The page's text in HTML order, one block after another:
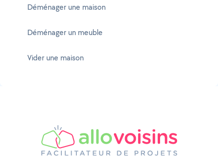
Déménager une maison
Déménager un meuble
Vider une maison